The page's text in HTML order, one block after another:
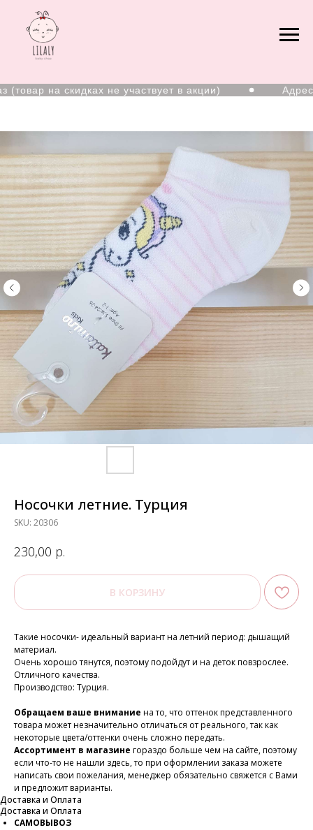
на скидках не участвует в акции) Адрес:
Носочки летние. Турция
SKU: 20306
230,00 р.
В КОРЗИНУ
Такие носочки- идеальный вариант на летний период: дышащий
материал.
Очень хорошо тянутся, поэтому подойдут и на деток повзрослее.
Отличного качества.
Производство: Турция.
Обращаем ваше внимание на то, что оттенок представленного
товара может незначительно отличаться от реального, так как
некоторые цвета/оттенки очень сложно передать.
Ассортимент в магазине гораздо больше чем на сайте, поэтому
если что-то не нашли здесь, то при оформлении заказа можете
написать свои пожелания, менеджер обязательно свяжется с Вами
и предложит варианты.
Доставка и Оплата
Доставка и Оплата
САМОВЫВОЗ